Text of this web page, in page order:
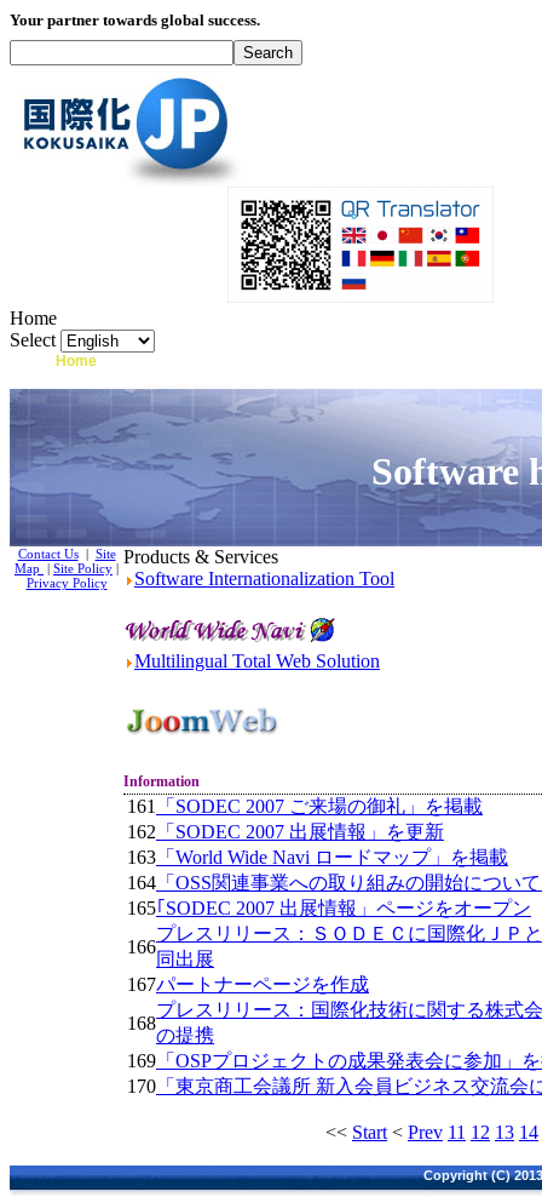
Your partner towards global success.
Home
Select
Home
Software
Products & Services
Software Internationalization Tool
Multilingual Total Web Solution
Information
161 「SODEC 2007 ご来場の御礼」を掲載
162 「SODEC 2007 出展情報」を更新
163 「World Wide Navi ロードマップ」を掲載
164 「OSS関連事業への取り組みの開始につい
165｢SODEC 2007 出展情報」ページをオープン
166
プレスリリース：ＳＯＤＥＣに国際化ＪＰ
同出展
167パートナーページを作成
168
プレスリリース：国際化技術に関する株式
の提携
169 「OSPプロジェクトの成果発表会に参加」
170 「東京商工会議所 新入会員ビジネス交流会
<< Start< Prev 11 12 13 14
Contact Us| Site
Map
Site Policy
Privacy Policy
Copyright (C)